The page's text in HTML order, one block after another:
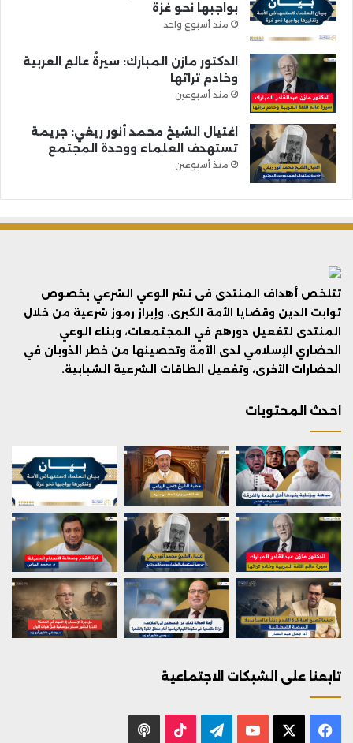
بواجبها نحو غزة
منذ أسبوع واحد
الدكتور مازن المبارك: سيرةُ عالمِ العربية
وخادمِ تراثها
منذ أسبوعين
اغتيال الشيخ محمد أنور ريغي: جريمة
تستهدف العلماء ووحدة المجتمع
منذ أسبوعين
تتلخص أهداف المنتدى فى نشر الوعي الشرعي بخصوص
ثوابت الدين وقضايا الأمة الكبرى، وإبراز رموز شرعية من خلال
المنتدى لتفعيل دورهم في المجتمعات، وبناء الوعي
الحضاري الإسلامي لدى الأمة وتحصينها من خطر الذوبان في
الحضارات الأخرى، وتفعيل الطاقات الشرعية الشبابية.
احدث المحتويات
تابعنا على الشبكات الاجتماعية
فيسبوك يوتيوب تيلقرام ‫TikTok